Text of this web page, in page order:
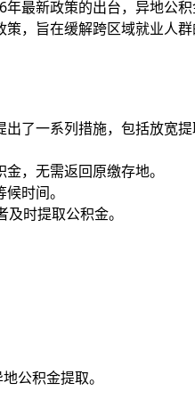
最新政策的出台，异地公
，旨在缓解跨区域就业人
了一系列措施，包括放宽
，无需返回原缴存地。
时间。
时提取公积金。
公积金提取。